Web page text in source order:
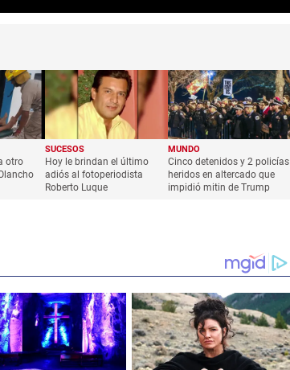
otro
SUCESOS
Hoy le brindan el último
adiós al fotoperiodista
Roberto Luque
MUNDO
Cinco detenidos y 2 policías
heridos en altercado que
impidió mitin de Trump